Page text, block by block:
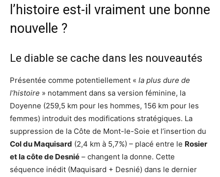
l’histoire est-il vraiment une bonne
nouvelle ?
Le diable se cache dans les nouveautés
Présentée comme potentiellement « la plus dure de
l’histoire » notamment dans sa version féminine, la
Doyenne (259,5 km pour les hommes, 156 km pour les
femmes) introduit des modifications stratégiques. La
suppression de la Côte de Mont-le-Soie et l’insertion du
Col du Maquisard (2,4 km à 5,7%) – placé entre le Rosier
et la côte de Desnié – changent la donne. Cette
séquence inédit (Maquisard + Desnié) dans le dernier